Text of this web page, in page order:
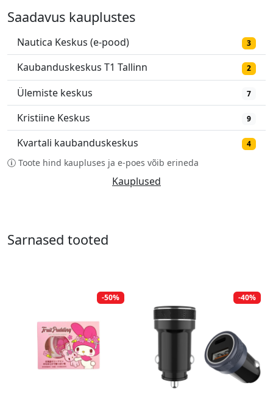
Saadavus kauplustes
Nautica Keskus (e-pood) 3
Kaubanduskeskus T1 Tallinn 2
Ülemiste keskus 7
Kristiine Keskus 9
Kvartali kaubanduskeskus 4
Toote hind kaupluses ja e-poes võib erineda
Kauplused
Sarnased tooted
-50% -40%